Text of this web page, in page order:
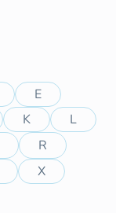
E
K
L
R
X